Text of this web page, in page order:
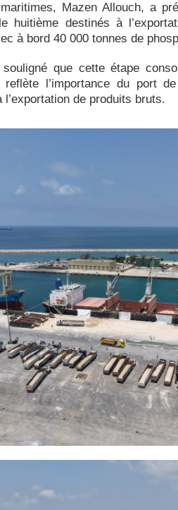
Mazen Allouch, a
huitième destinés à
à bord 40 000 tonnes de
que cette étape
reflète l’importance du port
l’exportation de produits bruts.